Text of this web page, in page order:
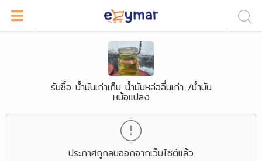
รับซื้อ น้ำมันเก่าเก็บ น้ำมันหล่อลื่นเก่า /น้ำมัน
หม้อแปลง
ประกาศถูกลบออกจากเว็บไซต์แล้ว